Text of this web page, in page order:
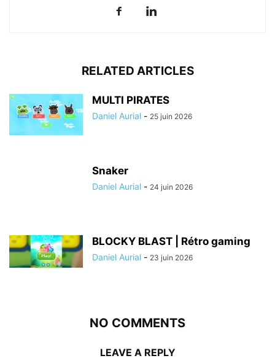
RELATED ARTICLES
MULTI PIRATES
Daniel Aurial - 25 juin 2026
Snaker
Daniel Aurial - 24 juin 2026
BLOCKY BLAST | Rétro gaming
Daniel Aurial - 23 juin 2026
NO COMMENTS
LEAVE A REPLY